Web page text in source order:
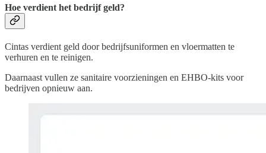
Hoe verdient het bedrijf geld?
Cintas verdient geld door bedrijfsuniformen en vloermatten te
verhuren en te reinigen.
Daarnaast vullen ze sanitaire voorzieningen en EHBO‑kits voor
bedrijven opnieuw aan.